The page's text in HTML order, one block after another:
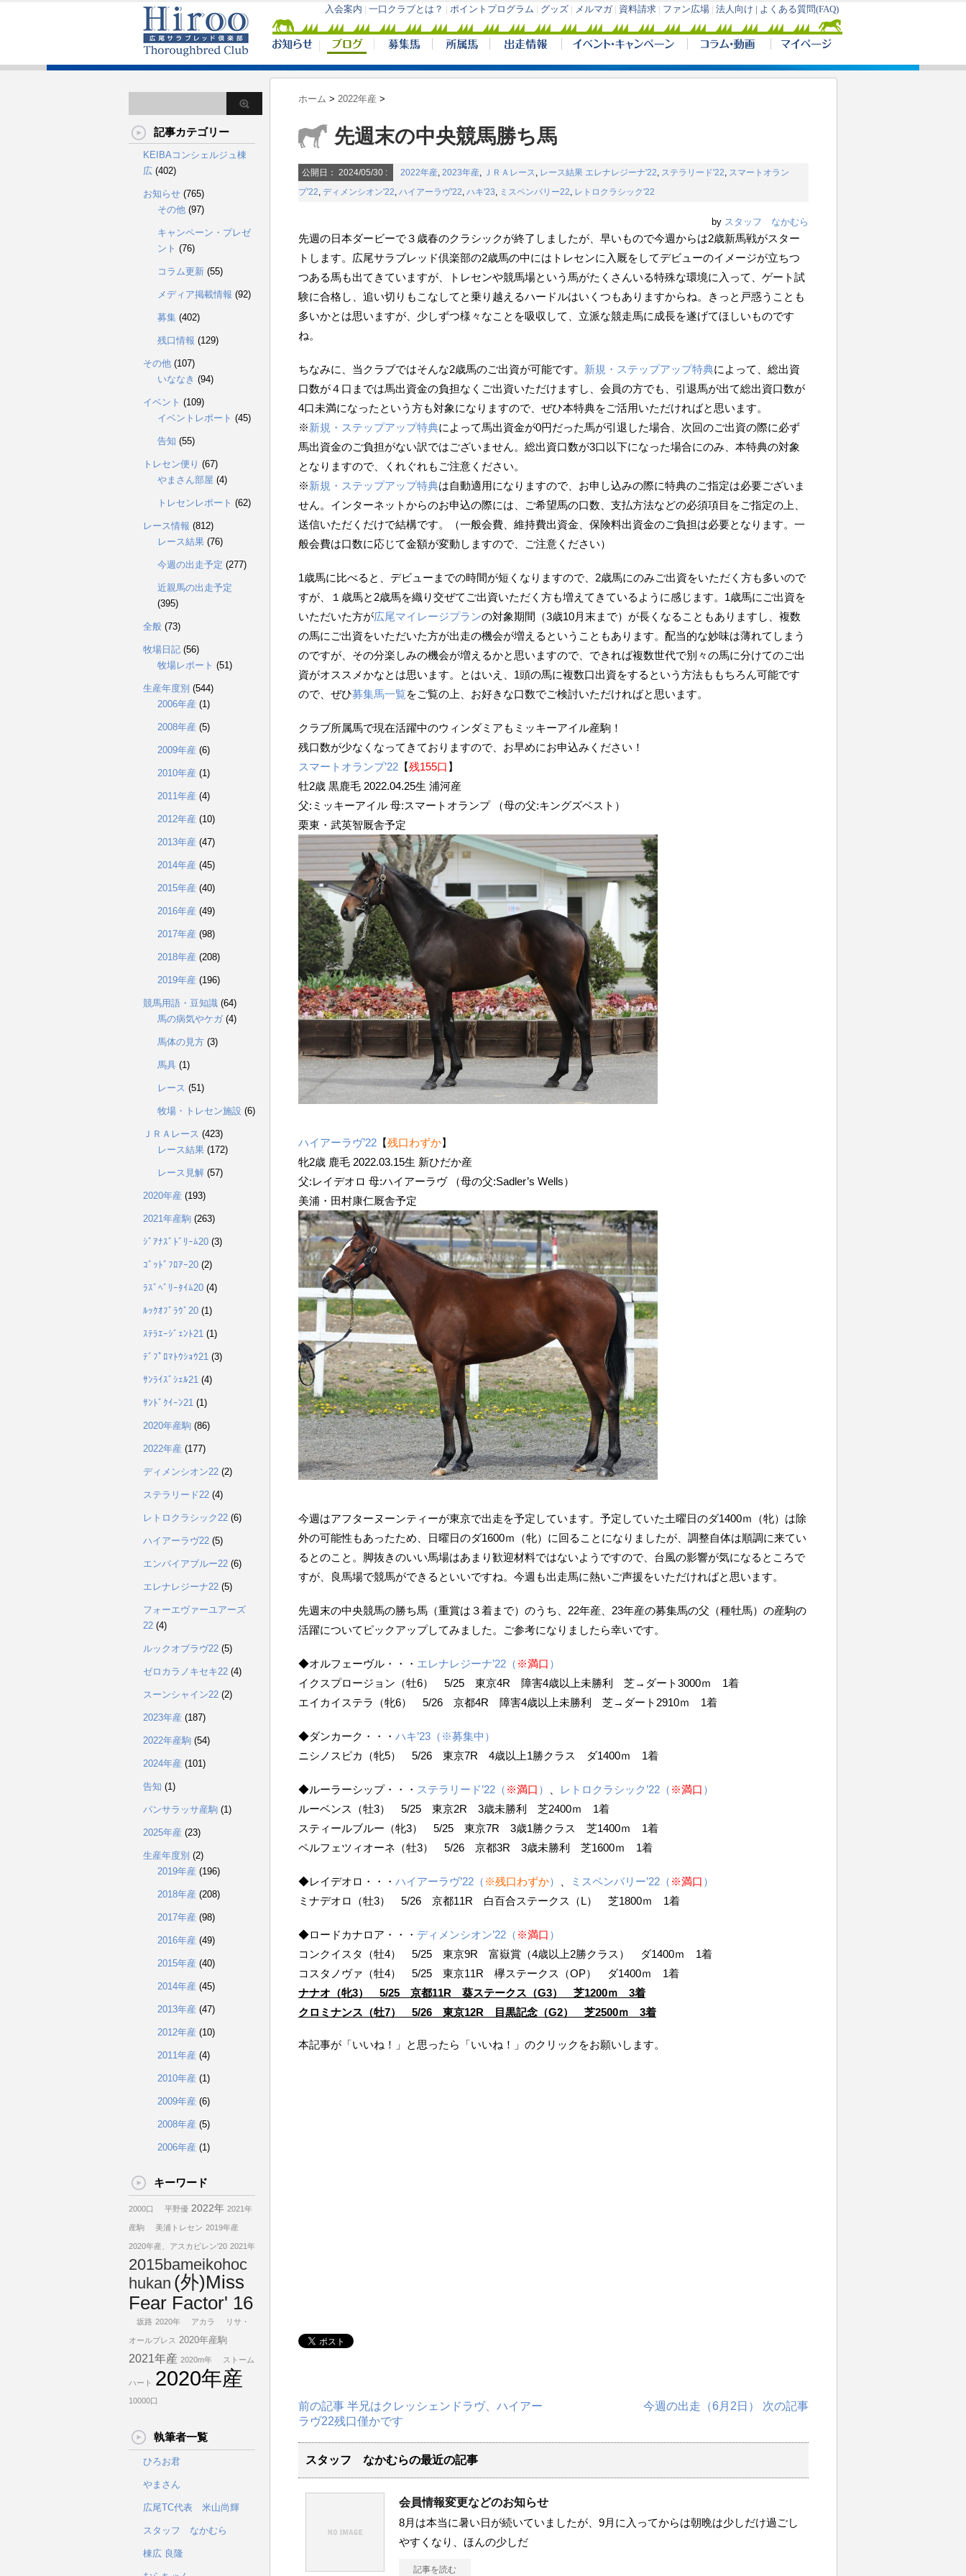
ホーム > 2022年産 >
先週末の中央競馬勝ち馬
公開日： 2024/05/30 : 2022年産, 2023年産, ＪＲＡレース, レース結果 エレナレジーナ'22, ステラリード'22, スマートオラン
プ'22, ディメンシオン'22, ハイアーラヴ'22, ハキ'23, ミスペンバリー22, レトロクラシック'22
by スタッフ なかむら
先週の日本ダービーで３歳春のクラシックが終了しましたが、早いもので今週からは2歳新馬戦がスター
トします。広尾サラブレッド倶楽部の2歳馬の中にはトレセンに入厩をしてデビューのイメージが立ちつ
つある馬も出てきていますが、トレセンや競馬場という馬がたくさんいる特殊な環境に入って、ゲート試
験に合格し、追い切りもこなしてと乗り越えるハードルはいくつもありますからね。きっと戸惑うことも
多いかとは思いますが、少しずつ様々なことを吸収して、立派な競走馬に成長を遂げてほしいものです
ね。
ちなみに、当クラブではそんな2歳馬のご出資が可能です。 新規・ステップアップ特典によって、総出資
口数が４口までは馬出資金の負担なくご出資いただけますし、会員の方でも、引退馬が出て総出資口数が
4口未満になったという方も対象になりますので、ぜひ本特典をご活用いただければと思います。
※新規・ステップアップ特典によって馬出資金が0円だった馬が引退した場合、次回のご出資の際に必ず
馬出資金のご負担がない訳ではございません。総出資口数が3口以下になった場合にのみ、本特典の対象
となりますので、くれぐれもご注意ください。
※新規・ステップアップ特典は自動適用になりますので、お申し込みの際に特典のご指定は必要ございま
せん。インターネットからのお申込の際には、ご希望馬の口数、支払方法などの必須項目をご指定の上、
送信いただくだけで結構です。（一般会費、維持費出資金、保険料出資金のご負担は必要となります。一
般会費は口数に応じて金額が変動しますので、ご注意ください）
1歳馬に比べると、デビューまでの時間が短くなりますので、2歳馬にのみご出資をいただく方も多いので
すが、１歳馬と2歳馬を織り交ぜてご出資いただく方も増えてきているように感じます。1歳馬にご出資を
いただいた方が広尾マイレージプランの対象期間（3歳10月末まで）が長くなることもありますし、複数
の馬にご出資をいただいた方が出走の機会が増えるということもあります。配当的な妙味は薄れてしまう
のですが、その分楽しみの機会が増えるかと思いますので、できれば複数世代で別々の馬に分けてのご出
資がオススメかなとは思います。とはいえ、1頭の馬に複数口出資をするという方法ももちろん可能です
ので、ぜひ募集馬一覧をご覧の上、お好きな口数でご検討いただければと思います。
クラブ所属馬で現在活躍中のウィンダミアもミッキーアイル産駒！
残口数が少なくなってきておりますので、お早めにお申込みください！
スマートオランプ’22 【残155口 】
牡2歳 黒鹿毛 2022.04.25生 浦河産
父:ミッキーアイル 母:スマートオランプ （母の父:キングズベスト）
栗東・武英智厩舎予定
ハイアーラヴ’22 【残口わずか】
牝2歳 鹿毛 2022.03.15生 新ひだか産
父:レイデオロ 母:ハイアーラヴ （母の父:Sadler’s Wells）
美浦・田村康仁厩舎予定
今週はアフターヌーンティーが東京で出走を予定しています。予定していた土曜日のダ1400ｍ（牝）は除
外の可能性もあったため、日曜日のダ1600ｍ（牝）に回ることになりましたが、調整自体は順調に来てい
るとのこと。脚抜きのいい馬場はあまり歓迎材料ではないようですので、台風の影響が気になるところで
すが、良馬場で競馬ができるといいですね。今週も出走馬に熱いご声援をいただければと思います。
先週末の中央競馬の勝ち馬（重賞は３着まで）のうち、22年産、23年産の募集馬の父（種牡馬）の産駒の
活躍についてピックアップしてみました。ご参考になりましたら幸いです。
◆オルフェーヴル・・・ エレナレジーナ’22（ ※満口 ）
イクスプロージョン（牡6） 5/25 東京4R 障害4歳以上未勝利 芝→ダート3000ｍ 1着
エイカイステラ（牝6） 5/26 京都4R 障害4歳以上未勝利 芝→ダート 2910ｍ 1着
◆ダンカーク・・・ ハキ’23（※募集中）
ニシノスピカ（牝5） 5/26 東京7R 4歳以上1勝クラス ダ1400ｍ 1着
◆ルーラーシップ・・・ ステラリード’22（ ※満口 ） レトロクラシック’22（ ※満口 ）
ルーベンス（牡3） 5/25 東京2R 3歳未勝利 芝2400ｍ 1着
スティールブルー（牝3） 5/25 東京7R 3歳1勝クラス 芝1400ｍ 1着
ペルフェツィオーネ（牡3） 5/26 京都3R 3歳未勝利 芝1600ｍ 1着
◆レイデオロ・・・ ハイアーラヴ’22（ ※残口わずか） ミスペンバリー’22（ ※満口 ）
ミナデオロ（牡3） 5/26 京都11R 白百合ステークス（L） 芝1800ｍ 1着
◆ロードカナロア・・・ ディメンシオン’22（ ※満口 ）
コンクイスタ（牡4） 5/25 東京9R 富嶽賞（4歳以上2勝クラス） ダ1400ｍ 1着
コスタノヴァ（牡4） 5/25 東京11R 欅ステークス（OP） ダ1400ｍ 1着
ナナオ（牝3） 5/25 京都11R 葵ステークス（G3） 芝1200ｍ 3着
クロミナンス（牡7） 5/26 東京12R 目黒記念（G2） 芝2500ｍ 3着
本記事が「いいね！」と思ったら「いいね！」のクリックをお願いします。
今週の出走（6月2日） 次の記事
前の記事 半兄はクレッシェンドラヴ、ハイアー
ラヴ22残口僅かです
スタッフ なかむらの最近の記事
会員情報変更などのお知らせ
8月は本当に暑い日が続いていましたが、9月に入ってからは朝晩は少しだけ過ごし
やすくなり、ほんの少しだ
記事を読む
記事カテゴリー
KEIBAコンシェルジュ棟
広 (402)
お知らせ (765)
その他 (97)
キャンペーン・プレゼ
ント (76)
コラム更新 (55)
メディア掲載情報 (92)
募集 (402)
残口情報 (129)
その他 (107)
いななき (94)
イベント (109)
イベントレポート (45)
告知 (55)
トレセン便り (67)
やまさん部屋 (4)
トレセンレポート (62)
レース情報 (812)
レース結果 (76)
今週の出走予定 (277)
近親馬の出走予定
(395)
全般 (73)
牧場日記 (56)
牧場レポート (51)
生産年度別 (544)
2006年産 (1)
2008年産 (5)
2009年産 (6)
2010年産 (1)
2011年産 (4)
2012年産 (10)
2013年産 (47)
2014年産 (45)
2015年産 (40)
2016年産 (49)
2017年産 (98)
2018年産 (208)
2019年産 (196)
競馬用語・豆知識 (64)
馬の病気やケガ (4)
馬体の見方 (3)
馬具 (1)
レース (51)
牧場・トレセン施設 (6)
ＪＲＡレース (423)
レース結果 (172)
レース見解 (57)
2020年産 (193)
2021年産駒 (263)
ｼﾞｱﾅｽﾞﾄﾞﾘｰﾑ20 (3)
ｺﾞｯﾄﾞﾌﾛｱｰ20 (2)
ﾗｽﾞﾍﾞﾘｰﾀｲﾑ20 (4)
ﾙｯｸｵﾌﾞﾗｳﾞ20 (1)
ｽﾃﾗｴｰｼﾞｪﾝﾄ21 (1)
ﾃﾞﾌﾟﾛﾏﾄｳｼｮｳ21 (3)
ｻﾝﾗｲｽﾞｼｪﾙ21 (4)
ｻﾝﾄﾞｸｲｰﾝ21 (1)
2020年産駒 (86)
2022年産 (177)
ディメンシオン22 (2)
ステラリード22 (4)
レトロクラシック22 (6)
ハイアーラヴ22 (5)
エンパイアブルー22 (6)
エレナレジーナ22 (5)
フォーエヴァーユアーズ
22 (4)
ルックオブラヴ22 (5)
ゼロカラノキセキ22 (4)
スーンシャイン22 (2)
2023年産 (187)
2022年産駒 (54)
2024年産 (101)
告知 (1)
パンサラッサ産駒 (1)
2025年産 (23)
生産年度別 (2)
2019年産 (196)
2018年産 (208)
2017年産 (98)
2016年産 (49)
2015年産 (40)
2014年産 (45)
2013年産 (47)
2012年産 (10)
2011年産 (4)
2010年産 (1)
2009年産 (6)
2008年産 (5)
2006年産 (1)
キーワード
2000口 平野優 2022年 2021年
産駒 美浦トレセン 2019年産
2020年産、アスカビレン'20 2021年
2015bameikohoc
hukan (外)Miss
Fear Factor' 16
坂路 2020年 アカラ リサ・
オールプレス 2020年産駒
2021年産 2020m年 ストーム
ハート 2020年産
10000口
執筆者一覧
ひろお君
やまさん
広尾TC代表 米山尚輝
スタッフ なかむら
棟広 良隆